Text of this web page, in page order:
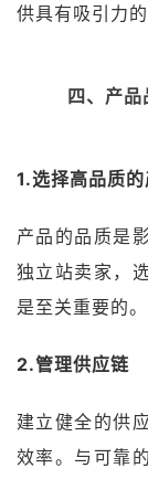
供具有吸引力的
四、产
1.选择高品质
产品的品质是
独立站卖家，
是至关重要的。
2.管理供应链
建立健全的供
效率。与可靠